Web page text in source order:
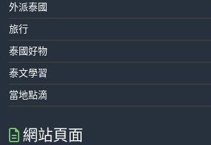
外派泰國
旅行
泰國好物
泰文學習
當地點滴
網站頁面